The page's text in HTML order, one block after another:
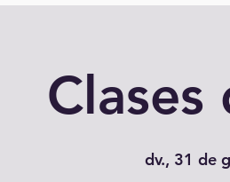
dv., 31 de